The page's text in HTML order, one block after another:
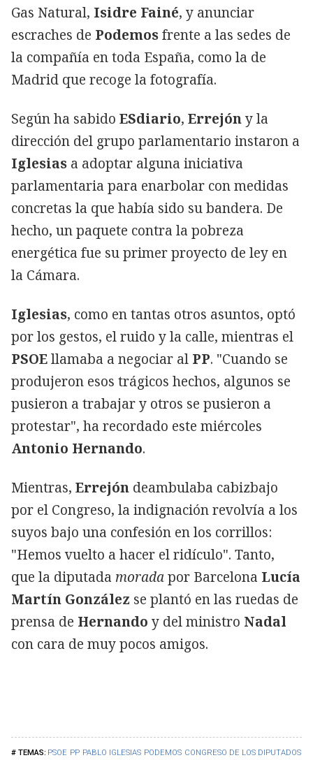
PSOE PP PABLO IGLESIAS PODEMOS CONGRESO DE LOS DIPUTADOS
Gas Natural, Isidre Fainé, y anunciar
escraches de Podemosfrente a las sedes de
la compañía en toda España, como la de
Madrid que recoge la fotografía.
Según ha sabido ESdiario, Errejóny la
dirección del grupo parlamentario instaron a
Iglesias a adoptar alguna iniciativa
parlamentaria para enarbolar con medidas
concretas la que había sido su bandera. De
hecho, un paquete contra la pobreza
energética fue su primer proyecto de ley en
la Cámara.
Iglesias, como en tantas otros asuntos, optó
por los gestos, el ruido y la calle, mientras el
PSOEllamaba a negociar al PP. "Cuando se
produjeron esos trágicos hechos, algunos se
pusieron a trabajar y otros se pusieron a
protestar", ha recordado este miércoles
Antonio Hernando.
Mientras, Errejón deambulaba cabizbajo
por el Congreso, la indignación revolvía a los
suyos bajo una confesión en los corrillos:
"Hemos vuelto a hacer el ridículo". Tanto,
que la diputada moradapor Barcelona Lucía
Martín González se plantó en las ruedas de
prensa de Hernando y del ministro Nadal
con cara de muy pocos amigos.